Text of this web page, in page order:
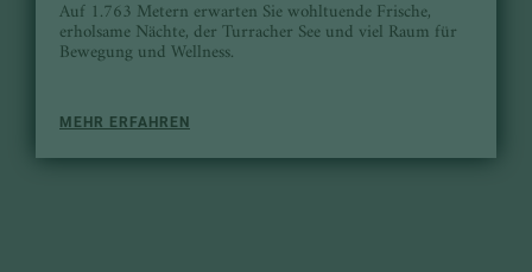
Auf 1.763 Metern erwarten Sie wohltuende Frische,
erholsame Nächte, der Turracher See und viel Raum für
Bewegung und Wellness.
MEHR ERFAHREN